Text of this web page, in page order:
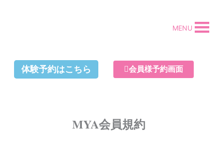
MENU
体験予約はこちら 会員様予約画面
MYA会員規約